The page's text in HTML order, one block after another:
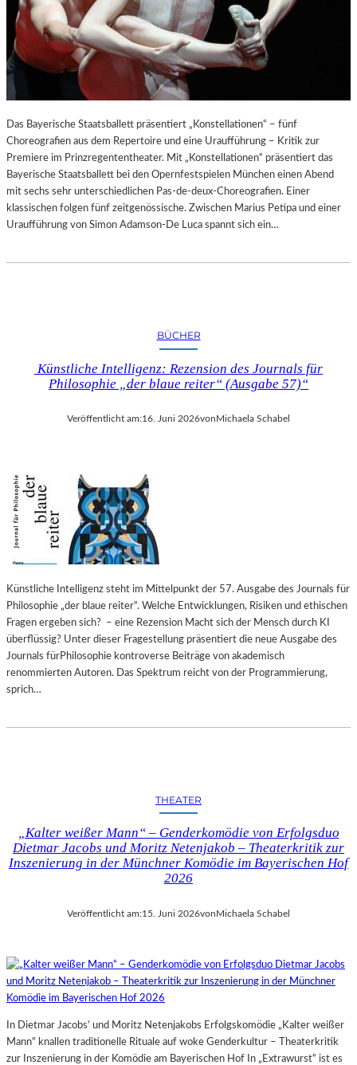
Das Bayerische Staatsballett präsentiert „Konstellationen“ – fünf
Choreografien aus dem Repertoire und eine Uraufführung – Kritik zur
Premiere im Prinzregententheater. Mit „Konstellationen“ präsentiert das
Bayerische Staatsballett bei den Opernfestspielen München einen Abend
mit sechs sehr unterschiedlichen Pas-de-deux-Choreografien. Einer
klassischen folgen fünf zeitgenössische. Zwischen Marius Petipa und einer
Uraufführung von Simon Adamson-De Luca spannt sich ein…
BÜCHER
Künstliche Intelligenz: Rezension des Journals für
Philosophie „der blaue reiter“ (Ausgabe 57)“
Veröffentlicht am:16. Juni 2026von Michaela Schabel
Künstliche Intelligenz steht im Mittelpunkt der 57. Ausgabe des Journals für
Philosophie „der blaue reiter“. Welche Entwicklungen, Risiken und ethischen
Fragen ergeben sich? – eine Rezension Macht sich der Mensch durch KI
überflüssig? Unter dieser Fragestellung präsentiert die neue Ausgabe des
Journals fürPhilosophie kontroverse Beiträge von akademisch
renommierten Autoren. Das Spektrum reicht von der Programmierung,
sprich…
THEATER
„Kalter weißer Mann“ – Genderkomödie von Erfolgsduo
Dietmar Jacobs und Moritz Netenjakob – Theaterkritik zur
Inszenierung in der Münchner Komödie im Bayerischen Hof
2026
Veröffentlicht am:15. Juni 2026vonMichaela Schabel
In Dietmar Jacobs’ und Moritz Netenjakobs Erfolgskomödie „Kalter weißer
Mann“ knallen traditionelle Rituale auf woke Genderkultur – Theaterkritik
zur Inszenierung in der Komödie am Bayerischen Hof In „Extrawurst“ ist es